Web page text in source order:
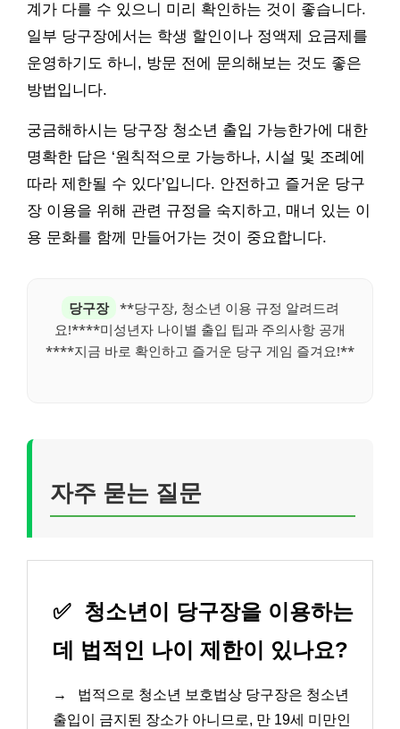
계가 다를 수 있으니 미리 확인하는 것이 좋습니다.
일부 당구장에서는 학생 할인이나 정액제 요금제를
운영하기도 하니, 방문 전에 문의해보는 것도 좋은
방법입니다.
궁금해하시는 당구장 청소년 출입 가능한가에 대한
명확한 답은 ‘원칙적으로 가능하나, 시설 및 조례에
따라 제한될 수 있다’입니다. 안전하고 즐거운 당구
장 이용을 위해 관련 규정을 숙지하고, 매너 있는 이
용 문화를 함께 만들어가는 것이 중요합니다.
당구장
**당구장, 청소년 이용 규정 알려드려
요!****미성년자 나이별 출입 팁과 주의사항 공개
****지금 바로 확인하고 즐거운 당구 게임 즐겨요!**
자주 묻는 질문
✅ 청소년이 당구장을 이용하는
데 법적인 나이 제한이 있나요?
→
법적으로 청소년 보호법상 당구장은 청소년
출입이 금지된 장소가 아니므로, 만 19세 미만인